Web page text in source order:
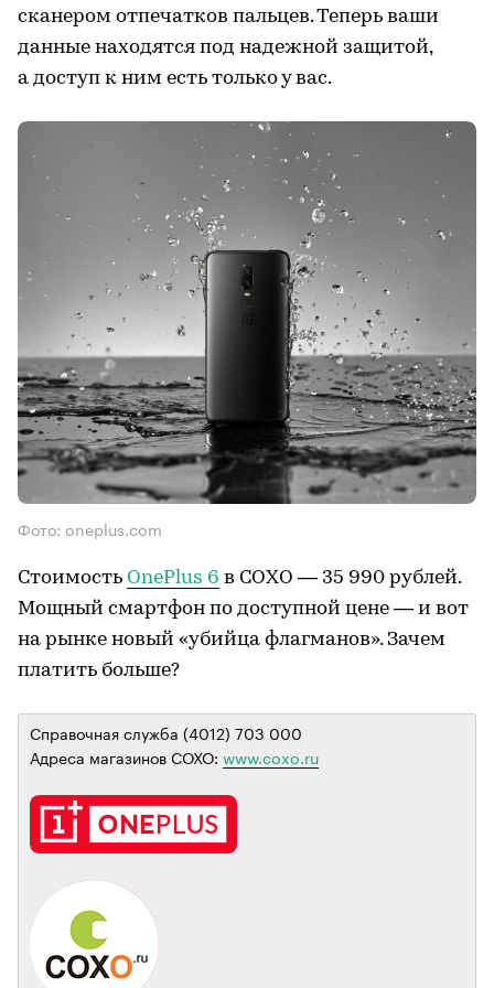
сканером отпечатков пальцев. Теперь ваши
данные находятся под надежной защитой,
а доступ к ним есть только у вас.
Фото: oneplus.com
Стоимость OnePlus 6 в СОХО — 35 990 рублей.
Мощный смартфон по доступной цене — и вот
на рынке новый «убийца флагманов». Зачем
платить больше?
Справочная служба (4012) 703 000
Адреса магазинов СОХО: www.coxo.ru